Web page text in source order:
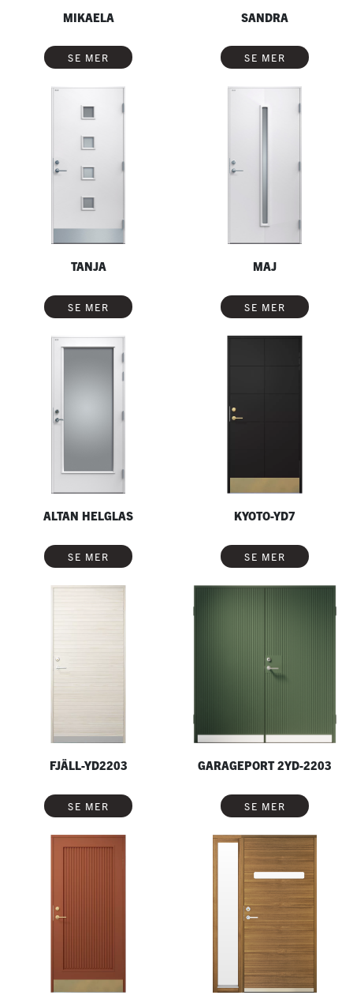
MIKAELA
SE MER
SANDRA
SE MER
TANJA
SE MER
MAJ
SE MER
ALTAN HELGLAS
SE MER
KYOTO-YD7
SE MER
FJÄLL-YD2203
SE MER
GARAGEPORT 2YD-2203
SE MER